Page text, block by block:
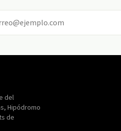
del
Hipódromo
de